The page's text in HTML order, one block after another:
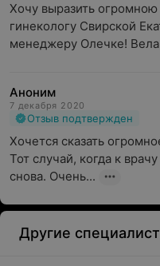
Хочу выразить
гинекологу Свирской
менеджеру Олечке! Вела
Аноним
7 декабря 2020
Отзыв подтвержден
Хочется сказать
Тот случай, когда к
снова. Очень...
Другие